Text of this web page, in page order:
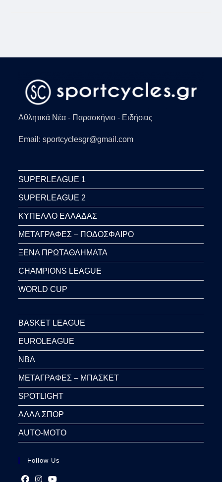
Αθλητικά Νέα - Παρασκήνιο - Ειδήσεις
Email: sportcyclesgr@gmail.com
SUPERLEAGUE 1
SUPERLEAGUE 2
ΚΥΠΕΛΛΟ ΕΛΛΑΔΑΣ
ΜΕΤΑΓΡΑΦΕΣ – ΠΟΔΟΣΦΑΙΡΟ
ΞΕΝΑ ΠΡΩΤΑΘΛΗΜΑΤΑ
CHAMPIONS LEAGUE
WORLD CUP
BASKET LEAGUE
EUROLEAGUE
NBA
ΜΕΤΑΓΡΑΦΕΣ – ΜΠΑΣΚΕΤ
SPOTLIGHT
ΑΛΛΑ ΣΠΟΡ
AUTO-MOTO
Follow Us